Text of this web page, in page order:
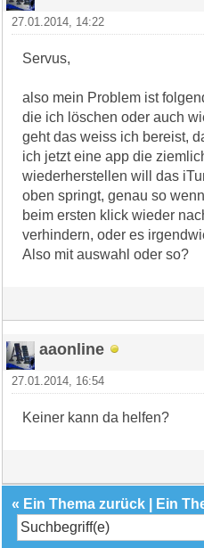
27.01.2014, 14:22
Servus,
also mein Problem ist
die ich löschen oder auch
geht das weiss ich bereist,
ich jetzt eine app die
wiederherstellen will das
oben springt, genau so
beim ersten klick wieder
verhindern, oder es
Also mit auswahl oder so?
aaonline
27.01.2014, 16:54
Keiner kann da helfen?
« Ein Thema zurück Ein